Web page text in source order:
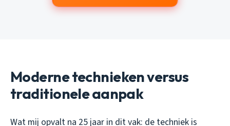
Moderne technieken versus
traditionele aanpak
Wat mij opvalt na 25 jaar in dit vak: de techniek is